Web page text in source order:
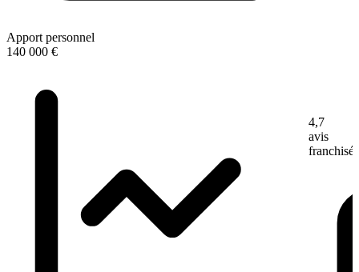
Apport personnel
140 000 €
4,7
avis
franchisé